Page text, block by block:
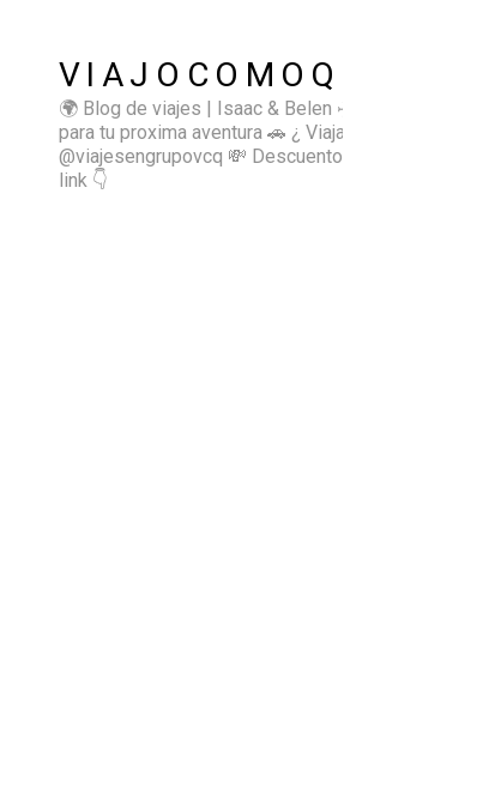
VIAJOCOMOQUIERO
🌍 Blog de viajes | Isaac & Belen ✈️ Inspírate
para tu proxima aventura 🚗 ¿ Viajas sol@? 👉🏻
@viajesengrupovcq 💸 Descuentos y tips en el
link 👇